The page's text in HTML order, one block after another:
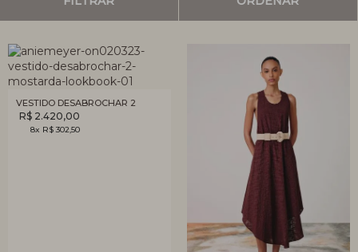
VESTIDO DESABROCHAR 2
R$ 2.420,00
8x R$ 302,50